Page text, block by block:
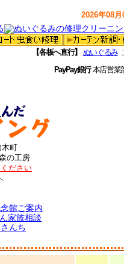
2026年08
【各板へ直行】 ぬいぐるみ
PayPay銀行本店営
木町
の工房
ださい
館ご案内
家族相談
んち